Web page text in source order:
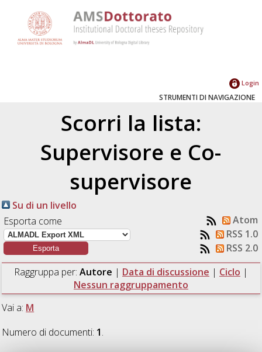
Login
STRUMENTI DI NAVIGAZIONE
Scorri la lista:
Supervisore e Co-
supervisore
Su di un livello
Esporta come
Atom
RSS 1.0
RSS 2.0
Raggruppa per: Autore | Data di discussione | Ciclo |
Nessun raggruppamento
Vai a: M
Numero di documenti: 1.